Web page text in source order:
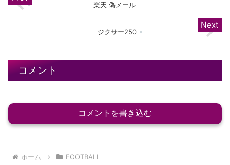
楽天 偽メール
ジクサー250
コメント
コメントを書き込む
ホーム FOOTBALL